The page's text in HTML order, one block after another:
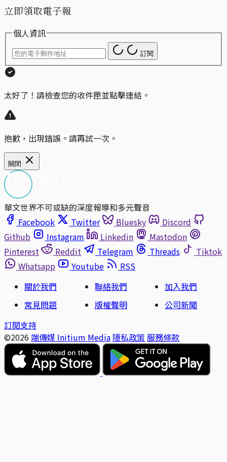
立即領取電子報
個人資訊
訂閱
太好了！請檢查您的收件匣並點擊連結。
抱歉，出現錯誤。請再試一次。
關閉
華文世界不可或缺的深度報導和多元聲音
Facebook
Twitter Bluesky
Discord
Github
Instagram Linkedin
Mastodon
Pinterest
Reddit Telegram Threads
Tiktok
Whatsapp
Youtube
RSS
關於我們
聯絡我們
加入我們
常見問題
版權聲明
公司新聞
訂閱支持
©2026 端傳媒 Initium Media 隱私政策 服務條款